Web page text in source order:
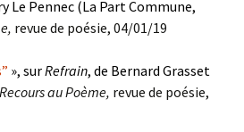
Le Pennec (La Part Commune,
revue de poésie, 04/01/19
», surRefrain, de Bernard Grasset
Recours au Poème, revue de poésie,